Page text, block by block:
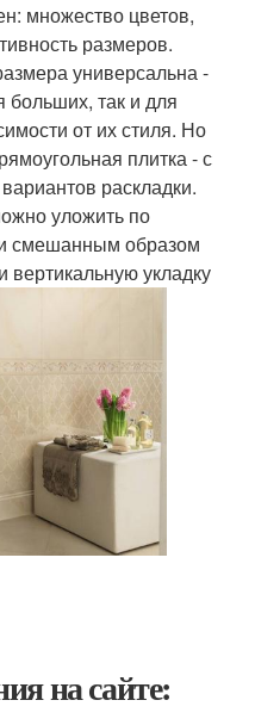
множество цветов,
размеров.
универсальна -
больших, так и для
от их стиля. Но
плитка - с
раскладки.
уложить по
смешанным образом
вертикальную укладку
на сайте: